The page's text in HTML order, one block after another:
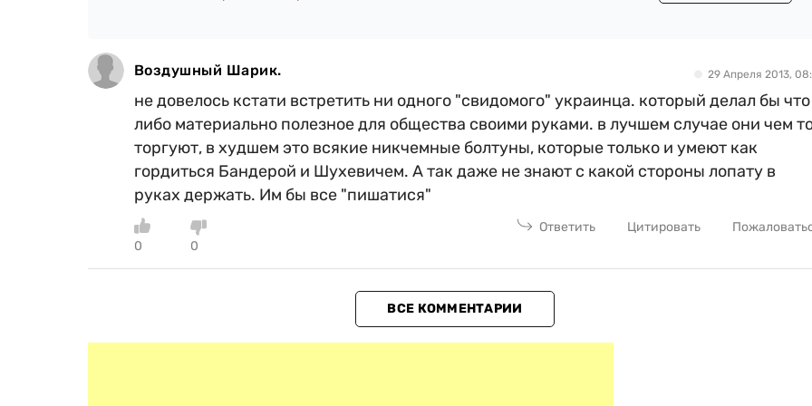
Воздушный Шарик. 29 Апреля 2013,
не довелось кстати встретить ни одного "свидомого" украинца. который делал бы что
либо материально полезное для общества своими руками. в лучшем случае они чем
торгуют, в худшем это всякие никчемные болтуны, которые только и умеют как
гордиться Бандерой и Шухевичем. А так даже не знают с какой стороны лопату в
руках держать. Им бы все "пишатися"
0 0
Ответить Цитировать
ВСЕ КОММЕНТАРИИ